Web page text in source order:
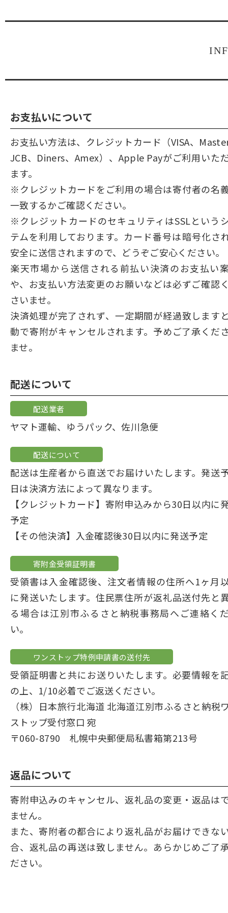
お支払いについて
お支払い方法は、クレジットカード（VISA、
JCB、Diners、Amex）、Apple Payがご利用いた
ます。
※クレジットカードをご利用の場合は寄付者の名
一致するかご確認ください。
※クレジットカードのセキュリティはSSLという
テムを利用しております。カード番号は暗号化さ
安全に送信されますので、どうぞご安心ください。
楽天市場から送信される前払い決済のお支払い
や、お支払い方法変更のお願いなどは必ずご確認
さいませ。
決済処理が完了されず、一定期間が経過致します
動で寄附がキャンセルされます。予めご了承くだ
ませ。
配送について
配送業者
ヤマト運輸、ゆうパック、佐川急便
配送について
配送は生産者から直送でお届けいたします。発送
日は決済方法によって異なります。
【クレジットカード】寄附申込みから30日以内に
予定
【その他決済】入金確認後30日以内に発送予定
寄附金受領証明書
受領書は入金確認後、注文者情報の住所へ1ヶ月
に発送いたします。住民票住所が返礼品送付先と
る場合は江別市ふるさと納税事務局へご連絡く
い。
ワンストップ特例申請書の送付先
受領証明書と共にお送りいたします。必要情報を
の上、1/10必着でご返送ください。
（株）日本旅行北海道 北海道江別市ふるさと納税
ストップ受付窓口 宛
〒060-8790 札幌中央郵便局私書箱第213号
返品について
寄附申込みのキャンセル、返礼品の変更・返品は
ません。
また、寄附者の都合により返礼品がお届けできな
合、返礼品の再送は致しません。あらかじめご了
ださい。